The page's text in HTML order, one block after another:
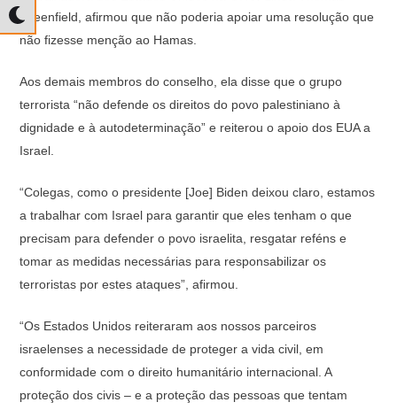
k
Greenfield, afirmou que não poderia apoiar uma resolução que
não fizesse menção ao Hamas.
Aos demais membros do conselho, ela disse que o grupo
terrorista “não defende os direitos do povo palestiniano à
dignidade e à autodeterminação” e reiterou o apoio dos EUA a
Israel.
“Colegas, como o presidente [Joe] Biden deixou claro, estamos
a trabalhar com Israel para garantir que eles tenham o que
precisam para defender o povo israelita, resgatar reféns e
tomar as medidas necessárias para responsabilizar os
terroristas por estes ataques”, afirmou.
“Os Estados Unidos reiteraram aos nossos parceiros
israelenses a necessidade de proteger a vida civil, em
conformidade com o direito humanitário internacional. A
proteção dos civis – e a proteção das pessoas que tentam